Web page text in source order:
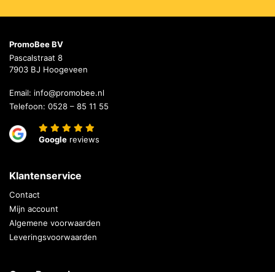
PromoBee BV
Pascalstraat 8
7903 BJ Hoogeveen
Email: info@promobee.nl
Telefoon: 0528 – 85 11 55
Google reviews
Klantenservice
Contact
Mijn account
Algemene voorwaarden
Leveringsvoorwaarden